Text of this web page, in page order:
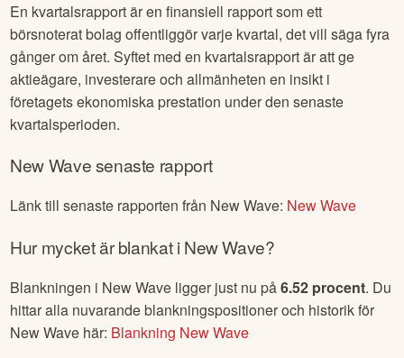
En kvartalsrapport är en finansiell rapport som ett
börsnoterat bolag offentliggör varje kvartal, det vill säga fyra
gånger om året. Syftet med en kvartalsrapport är att ge
aktieägare, investerare och allmänheten en insikt i
företagets ekonomiska prestation under den senaste
kvartalsperioden.
New Wavesenaste rapport
Länk till senaste rapporten från New Wave: New Wave
Hur mycket är blankat iNew Wave?
Blankningen i New Wave ligger just nu på6.52 procent. Du
hittar alla nuvarande blankningspositioner och historik för
New Wave här: Blankning New Wave